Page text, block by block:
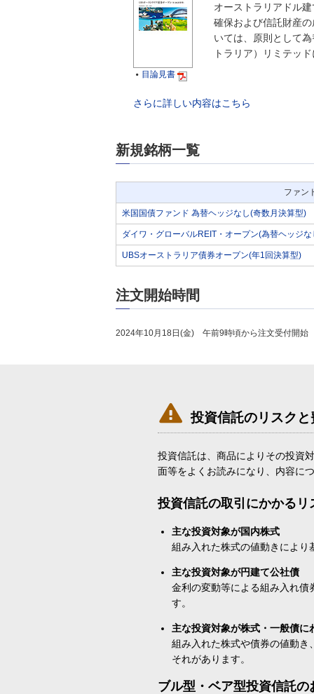
 目論見書
オーストラリアドル
確保および信託財産
いては、原則として
トラリア）リミテッ
さらに詳しい内容はこちら
新規銘柄一覧
ファン
米国国債ファンド 為替ヘッジなし(奇数月決算型)
ダイワ・グローバルREIT・オープン(為替ヘッジ
UBSオーストラリア債券オープン(年1回決算型)
注文開始時間
2024年10月18日(金) 午前9時頃から注文受付開始
 投資信託のリスク
投資信託は、商品によりその投資
面等をよくお読みになり、内容に
投資信託の取引にかかるリ
主な投資対象が国内株式
組み入れた株式の値動きによ
主な投資対象が円建て公社債
金利の変動等による組み入れ
す。
主な投資対象が株式・一般債
組み入れた株式や債券の値動
それがあります。
ブル型・ベア型投資信託